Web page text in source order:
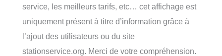
service, les meilleurs tarifs, etc… cet affichage est
uniquement présent à titre d’information grâce à
l’ajout des utilisateurs ou du site
stationservice.org. Merci de votre compréhension.